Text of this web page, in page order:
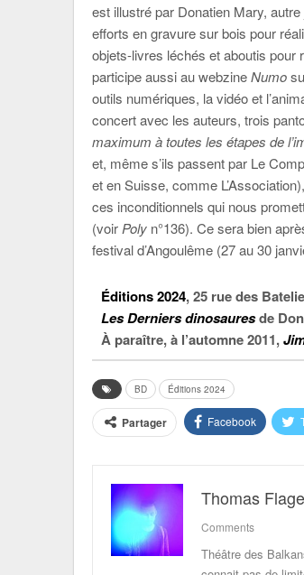
est illustré par Donatien Mary,
efforts en gravure sur bois pour
objets-livres léchés et aboutis pour
participe aussi au webzineNumo
outils numériques, la vidéo et
concert avec les auteurs, trois
maximum à toutes les étapes de
et, même s’ils passent par Le
et en Suisse, comme
ces inconditionnels qui nous
(voir Poly n°136). Ce sera bien
festival d’Angoulême (27 au 30
Éditions 2024,25 rue des
Les Derniers dinosauresde
À paraître, à l’automne 2011,
BD Éditions 2024
Partager Facebook
Thomas
Comments
Théâtre des